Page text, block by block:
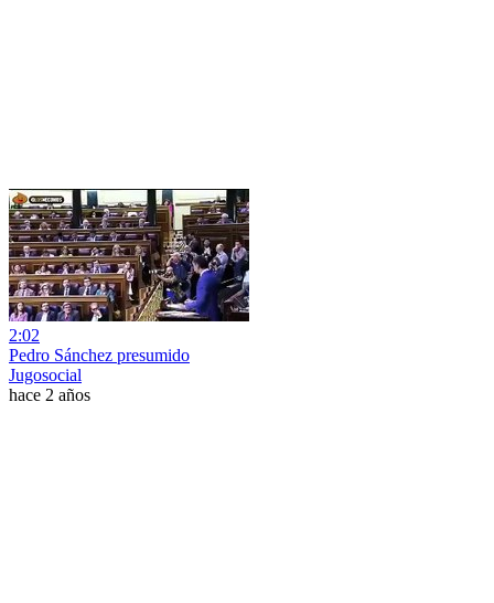
2:02
Pedro Sánchez presumido
Jugosocial
hace 2 años